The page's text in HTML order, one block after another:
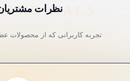
نظرات
تجربه کاربرانی که از محصولات